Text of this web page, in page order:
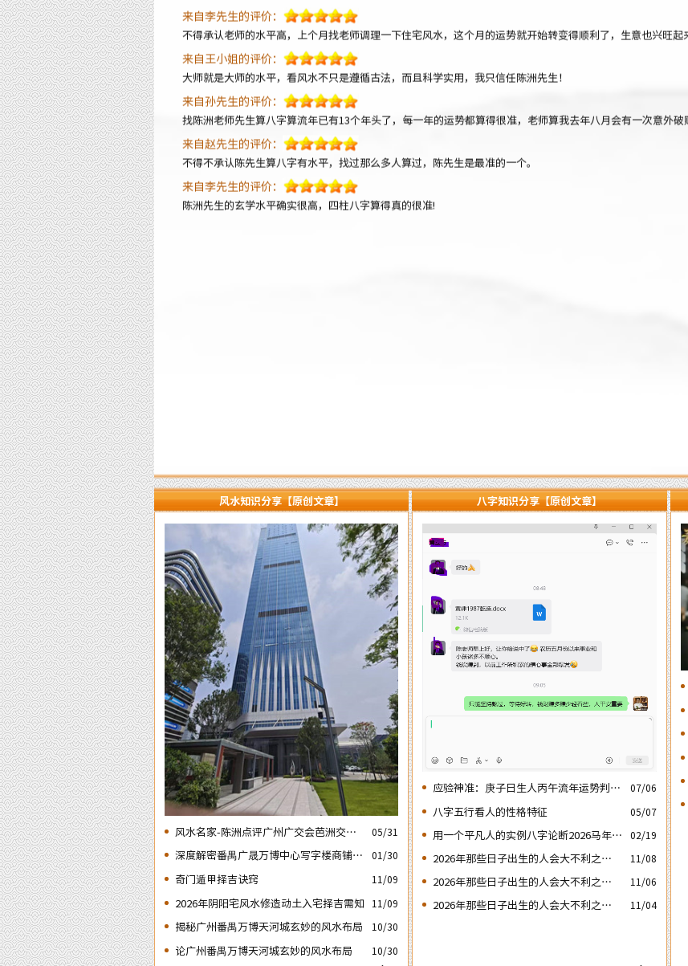
来自王小姐的评价：
大师就是大师的水平，看风水不只是遵循古法，而且科学实用，我只信任陈洲先生！
来自孙先生的评价：
找陈洲老师先生算八字算流年已有13个年头了，每一年的运势都算得很准，老师算我去年八月会有一次意外破
来自赵先生的评价：
不得不承认陈先生算八字有水平，找过那么多人算过，陈先生是最准的一个。
来自李先生的评价：
陈洲先生的玄学水平确实很高，四柱八字算得真的很准!
风水知识分享【原创文章】
风水名家-陈洲点评广州广交会芭洲交易
中心大楼的风水态势
05/31
深度解密番禺广晟万博中心写字楼商铺商
业不竞气的风水原因
01/30
奇门遁甲择吉诀窍 11/09
2026年阴阳宅风水修造动土入宅择吉需知 11/09
揭秘广州番禺万博天河城玄妙的风水布局 10/30
论广州番禺万博天河城玄妙的风水布局 10/30
八字知识分享【原创文章】
应验神准：庚子日生人丙午流年运势判断
的应验结果
07/06
八字五行看人的性格特征 05/07
用一个平凡人的实例八字论断2026马年的
02/19
2026年那些日子出生的人会大不利之
11/08
2026年那些日子出生的人会大不利之
11/06
2026年那些日子出生的人会大不利之
11/04